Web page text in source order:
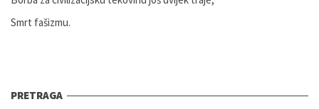
Smrt fašizmu.
PRETRAGA